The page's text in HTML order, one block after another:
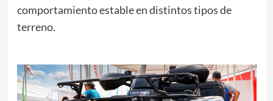
comportamiento estable en distintos tipos de
terreno.